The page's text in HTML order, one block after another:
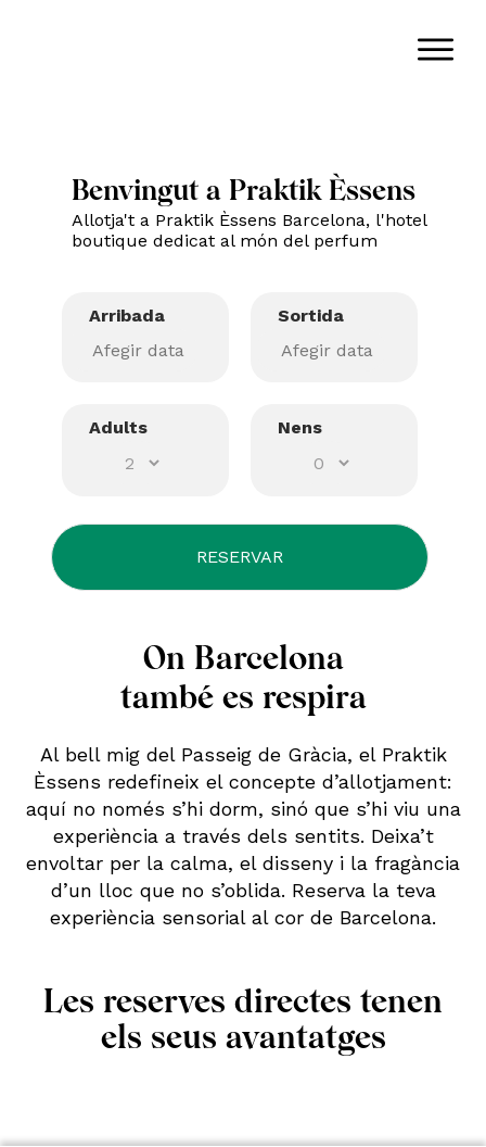
Benvingut a Praktik Èssens
Allotja't a Praktik Èssens Barcelona, l'hotel
boutique dedicat al món del perfum
Arribada Sortida
Adults Nens
On Barcelona
també es respira
Al bell mig del Passeig de Gràcia, el Praktik
Èssens redefineix el concepte d’allotjament:
aquí no només s’hi dorm, sinó que s’hi viu una
experiència a través dels sentits. Deixa’t
envoltar per la calma, el disseny i la fragància
d’un lloc que no s’oblida. Reserva la teva
experiència sensorial al cor de Barcelona.
Les reserves directes tenen
els seus avantatges